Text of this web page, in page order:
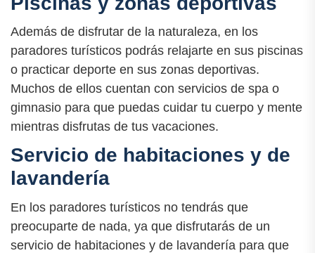
Además de disfrutar de la naturaleza, en los
paradores turísticos podrás relajarte en sus piscinas
o practicar deporte en sus zonas deportivas.
Muchos de ellos cuentan con servicios de spa o
gimnasio para que puedas cuidar tu cuerpo y mente
mientras disfrutas de tus vacaciones.
Servicio de habitaciones y de
lavandería
En los paradores turísticos no tendrás que
preocuparte de nada, ya que disfrutarás de un
servicio de habitaciones y de lavandería para que